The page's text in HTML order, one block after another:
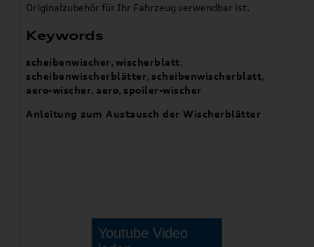
Originalzubehör für Ihr Fahrzeug verwendbar ist.
Keywords
scheibenwischer, wischerblatt,
scheibenwischerblätter, scheibenwischerblatt,
aero-wischer, aero, spoiler-wischer
Anleitung zum Austausch der Wischerblätter